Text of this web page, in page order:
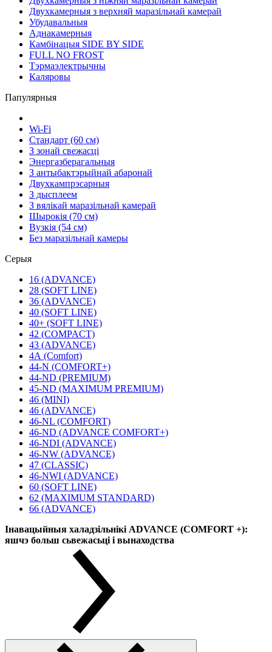
Двухкамерныя з верхняй маразільнай камерай
Убудавальныя
Аднакамерныя
Камбінацыя SIDE BY SIDE
FULL NO FROST
Тэрмаэлектрычны
Каляровы
Папулярныя
Wi-Fi
Стандарт (60 см)
З зонай свежасці
Энергазберагальныя
З антыбактэрыйнай абаронай
Двухкампрэсарныя
З дысплеем
З вялікай маразільнай камерай
Шырокія (70 см)
Вузкія (54 см)
Без маразільнай камеры
Серыя
16 (ADVANCE)
28 (SOFT LINE)
36 (ADVANCE)
40 (SOFT LINE)
40+ (SOFT LINE)
42 (COMPACT)
43 (ADVANCE)
4А (Comfort)
44-N (COMFORT+)
44-ND (PREMIUM)
45-ND (MAXIMUM PREMIUM)
46 (MINI)
46 (ADVANCE)
46-NL (COMFORT)
46-ND (ADVANCE COMFORT+)
46-NDI (ADVANCE)
46-NW (ADVANCE)
47 (CLASSIC)
46-NWI (ADVANCE)
60 (SOFT LINE)
62 (MAXIMUM STANDARD)
66 (ADVANCE)
Інавацыйныя халадзільнікі ADVANCE (COMFORT +):
яшчэ больш сьвежасьці і вынаходства